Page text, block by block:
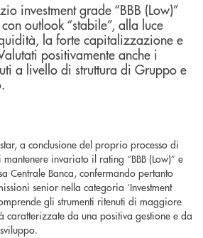
investment grade “BBB (Low)”
outlook “stabile”, alla luce
la forte capitalizzazione e
positivamente anche i
a livello di struttura di Gruppo e
a conclusione del proprio processo di
invariato il rating “BBB (Low)” e
Centrale Banca, confermando pertanto
senior nella categoria ‘Investment
gli strumenti ritenuti di maggiore
caratterizzate da una positiva gestione e da